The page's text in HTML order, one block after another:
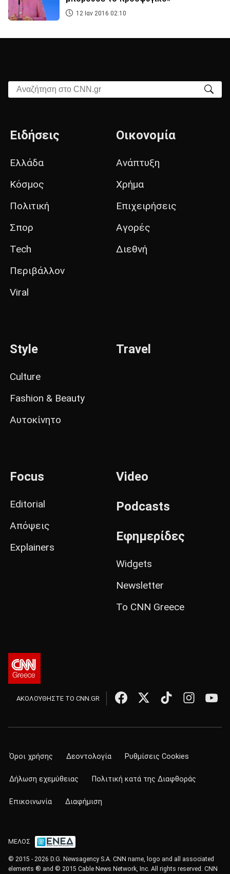
12 Ιαν 2016 02:10
Αναζήτηση στο CNN.gr
Ειδήσεις
Ελλάδα
Κόσμος
Πολιτική
Σπορ
Tech
Περιβάλλον
Viral
Οικονομία
Ανάπτυξη
Χρήμα
Επιχειρήσεις
Αγορές
Διεθνή
Style
Culture
Fashion & Beauty
Αυτοκίνητο
Travel
Focus
Editorial
Απόψεις
Explainers
Video
Podcasts
Εφημερίδες
Widgets
Newsletter
Το CNN Greece
ΑΚΟΛΟΥΘΗΣΤΕ ΤΟ CNN.GR
Όροι χρήσης Δεοντολογία Ρυθμίσεις Cookies
Δήλωση εχεμύθειας Πολιτική κατά της Διαφθοράς
Επικοινωνία Διαφήμιση
ΜΕΛΟΣ
© 2015 - 2026 D.G. Newsagency S.A. CNN name, logo and all associated
elements ® and © 2015 Cable News Network, Inc. All rights reserved. CNN